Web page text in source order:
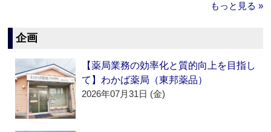
もっと見る »
企画
【薬局業務の効率化と質的向上を目指し
て】わかば薬局（東邦薬品）
2026年07月31日 (金)